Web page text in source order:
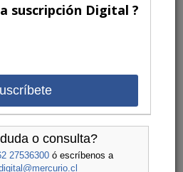
suscripción Digital ?
o consulta?
27536300ó escríbenos a